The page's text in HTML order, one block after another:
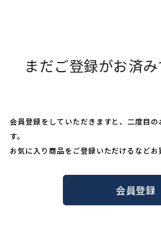
まだご登録がお済
会員登録をしていただきますと、二度目
す。
お気に入り商品をご登録いただけるなどお
会員登録